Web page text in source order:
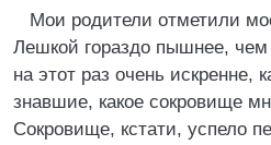
Мои родители отметили
Лешкой гораздо пышнее, чем
на этот раз очень искренне,
знавшие, какое сокровище
Сокровище, кстати, успело